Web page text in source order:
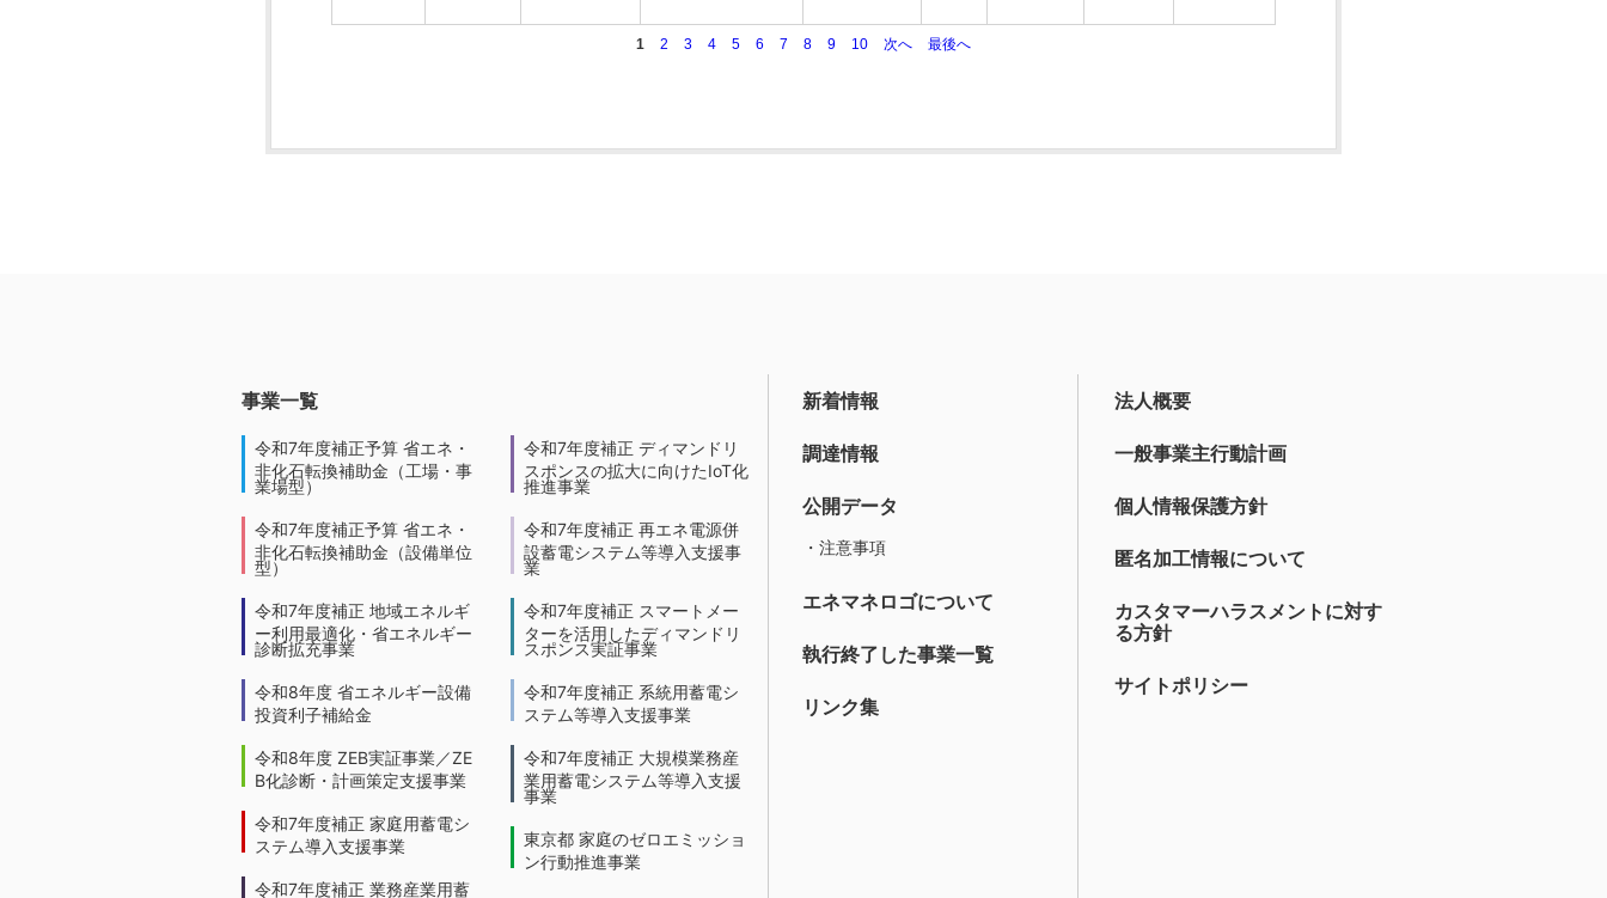
1 2 3 4 5 6 7 8 9 10 次へ 最後へ
事業一覧
令和7年度補正予算 省エネ・
非化石転換補助金（工場・事
業場型）
令和7年度補正予算 省エネ・
非化石転換補助金（設備単位
型）
令和7年度補正 地域エネルギ
ー利用最適化・省エネルギー
診断拡充事業
令和8年度 省エネルギー設備
投資利子補給金
令和8年度 ZEB実証事業／ZE
B化診断・計画策定支援事業
令和7年度補正 家庭用蓄電シ
ステム導入支援事業
令和7年度補正 業務産業用蓄
令和7年度補正 ディマンドリ
スポンスの拡大に向けたIoT化
推進事業
令和7年度補正 再エネ電源併
設蓄電システム等導入支援事
業
令和7年度補正 スマートメー
ターを活用したディマンドリ
スポンス実証事業
令和7年度補正 系統用蓄電シ
ステム等導入支援事業
令和7年度補正 大規模業務産
業用蓄電システム等導入支援
事業
東京都 家庭のゼロエミッショ
ン行動推進事業
新着情報
調達情報
公開データ
・注意事項
エネマネロゴについて
執行終了した事業一覧
リンク集
法人概要
一般事業主行動計画
個人情報保護方針
匿名加工情報について
カスタマーハラスメントに対す
る方針
サイトポリシー